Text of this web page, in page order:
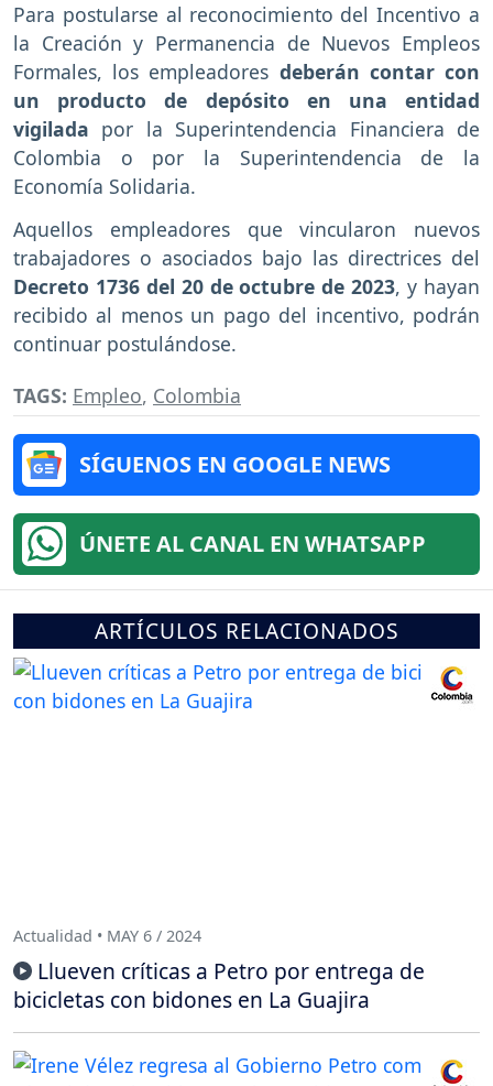
Para postularse al reconocimiento del Incentivo a
la Creación y Permanencia de Nuevos Empleos
Formales, los empleadores deberán contar con
un producto de depósito en una entidad
vigilada por la Superintendencia Financiera de
Colombia o por la Superintendencia de la
Economía Solidaria.
Aquellos empleadores que vincularon nuevos
trabajadores o asociados bajo las directrices del
Decreto 1736 del 20 de octubre de 2023, y hayan
recibido al menos un pago del incentivo, podrán
continuar postulándose.
TAGS: Empleo, Colombia
SÍGUENOS EN GOOGLE NEWS
ÚNETE AL CANAL EN WHATSAPP
ARTÍCULOS RELACIONADOS
Actualidad • MAY 6 / 2024
Llueven críticas a Petro por entrega de
bicicletas con bidones en La Guajira